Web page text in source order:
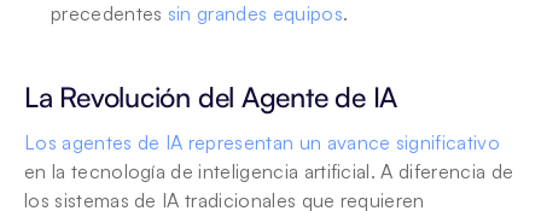
precedentes sin grandes equipos.
La Revolución del Agente de IA
Los agentes de IA representan un avance significativo
en la tecnología de inteligencia artificial. A diferencia de
los sistemas de IA tradicionales que requieren